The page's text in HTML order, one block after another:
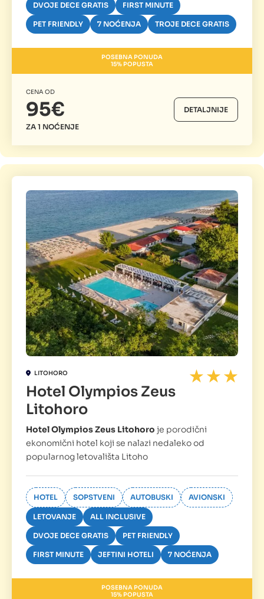
DVOJE DECE GRATIS FIRST MINUTE
PET FRIENDLY 7 NOĆENJA TROJE DECE GRATIS
POSEBNA PONUDA
15% POPUSTA
CENA OD
95€
ZA 1 NOĆENJE
DETALJNIJE
LITOHORO
Hotel Olympios Zeus
Litohoro
Hotel Olympios Zeus Litohoro je porodični
ekonomični hotel koji se nalazi nedaleko od
popularnog letovališta Litoho
HOTEL SOPSTVENI AUTOBUSKI AVIONSKI
LETOVANJE ALL INCLUSIVE
DVOJE DECE GRATIS PET FRIENDLY
FIRST MINUTE JEFTINI HOTELI 7 NOĆENJA
POSEBNA PONUDA
15% POPUSTA